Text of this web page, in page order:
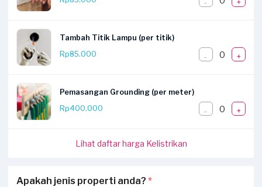
- +
Tambah Titik Lampu (per titik)
Rp85.000
- 0 +
Pemasangan Grounding (per meter)
Rp400.000
- 0 +
Lihat daftar harga Kelistrikan
Apakah jenis properti anda? *